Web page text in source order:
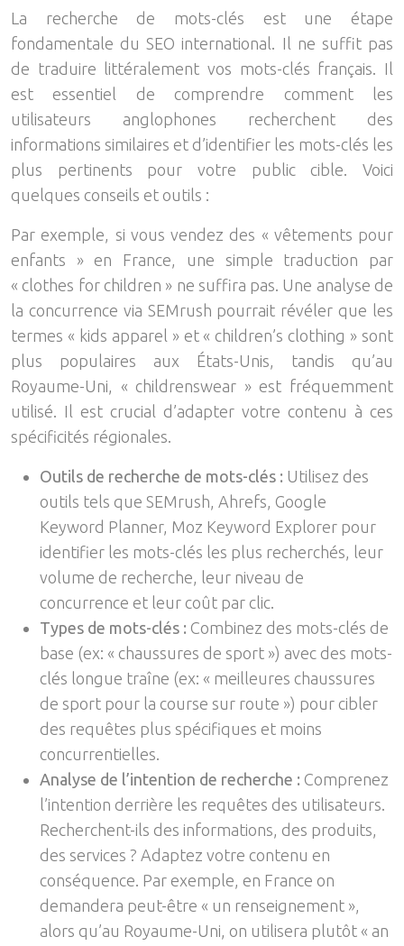
La recherche de mots-clés est une étape
fondamentale du SEO international. Il ne suffit pas
de traduire littéralement vos mots-clés français. Il
est essentiel de comprendre comment les
utilisateurs anglophones recherchent des
informations similaires et d’identifier les mots-clés les
plus pertinents pour votre public cible. Voici
quelques conseils et outils :
Par exemple, si vous vendez des « vêtements pour
enfants » en France, une simple traduction par
« clothes for children » ne suffira pas. Une analyse de
la concurrence via SEMrush pourrait révéler que les
termes « kids apparel » et « children’s clothing » sont
plus populaires aux États-Unis, tandis qu’au
Royaume-Uni, « childrenswear » est fréquemment
utilisé. Il est crucial d’adapter votre contenu à ces
spécificités régionales.
Outils de recherche de mots-clés : Utilisez des
outils tels que SEMrush, Ahrefs, Google
Keyword Planner, Moz Keyword Explorer pour
identifier les mots-clés les plus recherchés, leur
volume de recherche, leur niveau de
concurrence et leur coût par clic.
Types de mots-clés : Combinez des mots-clés de
base (ex: « chaussures de sport ») avec des mots-
clés longue traîne (ex: « meilleures chaussures
de sport pour la course sur route ») pour cibler
des requêtes plus spécifiques et moins
concurrentielles.
Analyse de l’intention de recherche : Comprenez
l’intention derrière les requêtes des utilisateurs.
Recherchent-ils des informations, des produits,
des services ? Adaptez votre contenu en
conséquence. Par exemple, en France on
demandera peut-être « un renseignement »,
alors qu’au Royaume-Uni, on utilisera plutôt « an